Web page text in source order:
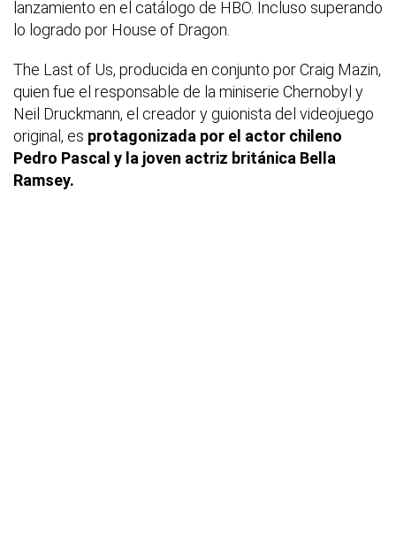
lanzamiento en el catálogo de HBO. Incluso superando
lo logrado por House of Dragon.
The Last of Us, producida en conjunto por Craig Mazin,
quien fue el responsable de la miniserie Chernobyl y
Neil Druckmann, el creador y guionista del videojuego
original, es protagonizada por el actor chileno
Pedro Pascal y la joven actriz británica Bella
Ramsey.